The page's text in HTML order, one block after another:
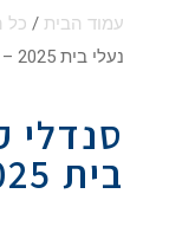
עמוד הבית / כל
נעלי בית EVA – 2025
סנדלי
בית EVA – 2025